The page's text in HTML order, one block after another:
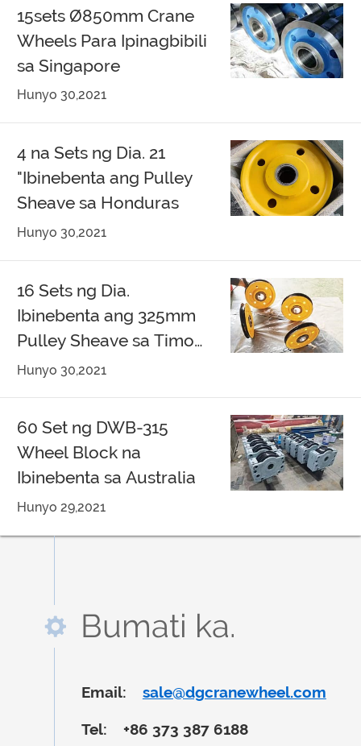
15sets Ø850mm Crane
Wheels Para Ipinagbibili
sa Singapore
Hunyo 30,2021
4 na Sets ng Dia. 21
"Ibinebenta ang Pulley
Sheave sa Honduras
Hunyo 30,2021
16 Sets ng Dia.
Ibinebenta ang 325mm
Pulley Sheave sa Timog
Korea
Hunyo 30,2021
60 Set ng DWB-315
Wheel Block na
Ibinebenta sa Australia
Hunyo 29,2021
Bumati ka.
Email: sale@dgcranewheel.com
Tel: +86 373 387 6188